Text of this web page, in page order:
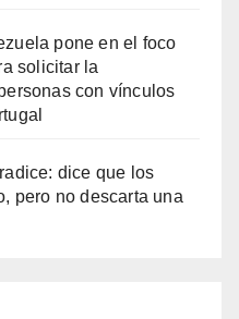
pone en el foco
solicitar la
con vínculos
dice que los
pero no descarta una